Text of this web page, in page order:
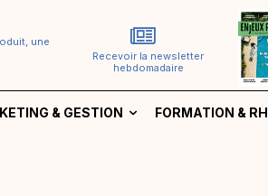
une
Recevoir la newsletter
hebdomadaire
& GESTION FORMATION & RH